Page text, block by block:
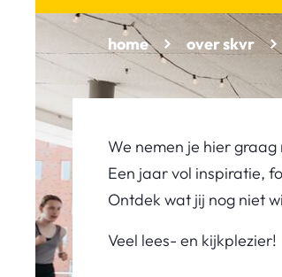
home over skvr
We nemen je hier
Een jaar vol inspiratie,
Ontdek wat jij nog niet
Veel lees- en kijkplezier!